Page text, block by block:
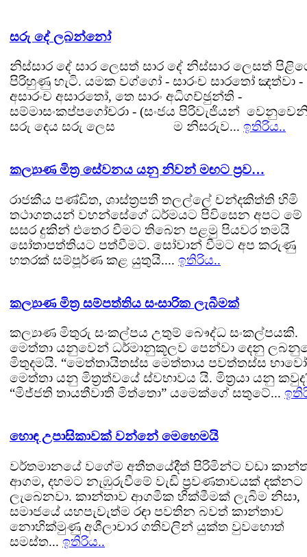
සරු දේ ලබන්නෝ
නිස්සාර දේ සාර ලෙසත් සාර දේ නිස්සාර ලෙසත්
පිරිහුණු හැටි. යමක වග්ගෝ - සාරංච සාරතෝ ඤත්වා -
අසාරංච අසාරතෝ, තෙ සාරං අධිගච්ඡුන්ති -
සම්මාසංකප්පගෝචරා - (සංජය පිරිවැජියන්
සරු දෙය සරු ලෙස ම නිසරුව... ඉතිරිය..
කල්‍යාණ මිත්‍ර සේවනය යනු නිවන් මඟට ප්‍රව…
රාජකීය පණ්ඩිත, ශාස්ත්‍රපති තලල්ලේ චන්දකිත්ති හිමි
තථාගතයන් වහන්සේගේ ධර්මයට පිවිසෙන අපට මේ
සසර දුකින් එතෙර වීමට තිබෙන පළමු පියවර තමයි
සෝතාපත්තියට පත්වීමට. සෝවාන් වීමට අප කරුණු
හතරක් සම්පූර්ණ කළ යුතුයි.... ඉතිරිය..
කල්‍යාණ මිත්‍ර සම්පත්තිය සංසාරික ලැබීමක්
කල්‍යාණ මිතුරු සංකල්පය උතුම් බෞද්ධ සංකල්පයකි.
මෙත්තා යනුවෙන් ධර්මානුකූලව පෙන්වා දෙනු
මිතුදමයි. “මෙත්තායිතස්ස මෙත්තාය පවත්තස්ස
මෙත්තා යනු මිත්‍රත්වයේ ස්වභාවය යි. මිත්‍රයා යනු
“මිජ්ජති තායතීවාති මිත්තො” යමෙක්ගේ සතුටේ...
හොඳ උපාසිකාවක් වන්නේ මෙහෙමයි
වර්තමානයේ වගේම අතීතයේදීත් පිරිමින්ට වඩා
ආගම, දහමට නැඹුරුවීමේ වැඩි ප්‍රවණතාවයක් දක්නට
ලැබෙනවා. කාන්තාව ආගමික හික්මීමක් ලැබිම නිසා,
සමාජයේ යහපැවැත්ම රඳා පවතින බවත් කාන්තාව
නොහික්මුණු අශීලාචාර ගතිවලින් යුක්ත වුවහොත්
සමස්ත... ඉතිරිය..